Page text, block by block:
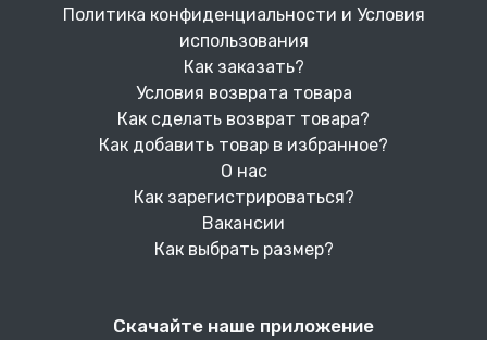
Политика конфиденциальности и Условия
использования
Как заказать?
Условия возврата товара
Как сделать возврат товара?
Как добавить товар в избранное?
О нас
Как зарегистрироваться?
Вакансии
Как выбрать размер?
Скачайте наше приложение